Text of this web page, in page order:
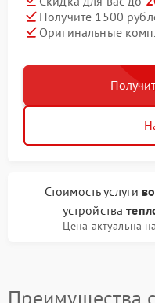
Получите 1500
Оригинальные
Стоимость услуги
устройства
Цена актуальна